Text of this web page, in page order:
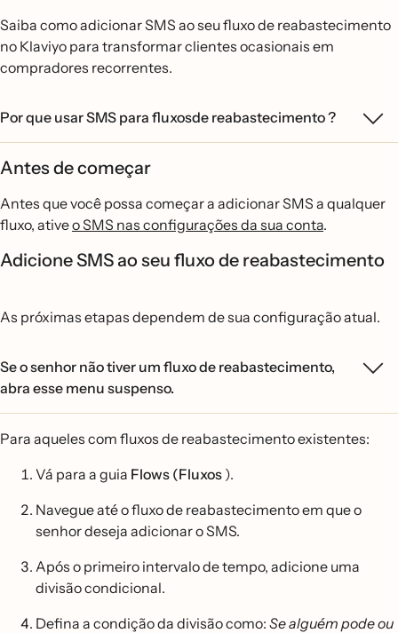
Saiba como adicionar SMS ao seu fluxo de reabastecimento
no Klaviyo para transformar clientes ocasionais em
compradores recorrentes.
Por que usar SMS para fluxosde reabastecimento ?
Antes de começar
Antes que você possa começar a adicionar SMS a qualquer
fluxo, ativeo SMS nas configurações da sua conta.
Adicione SMS ao seu fluxo de reabastecimento
As próximas etapas dependem de sua configuração atual.
Se o senhor não tiver um fluxo de reabastecimento,
abra esse menu suspenso.
Para aqueles com fluxos de reabastecimento existentes:
Vá para a guia Flows (Fluxos ).
Navegue até o fluxo de reabastecimento em que o
senhor deseja adicionar o SMS.
Após o primeiro intervalo de tempo, adicione uma
divisão condicional.
Defina a condição da divisão como: Se alguém pode ou